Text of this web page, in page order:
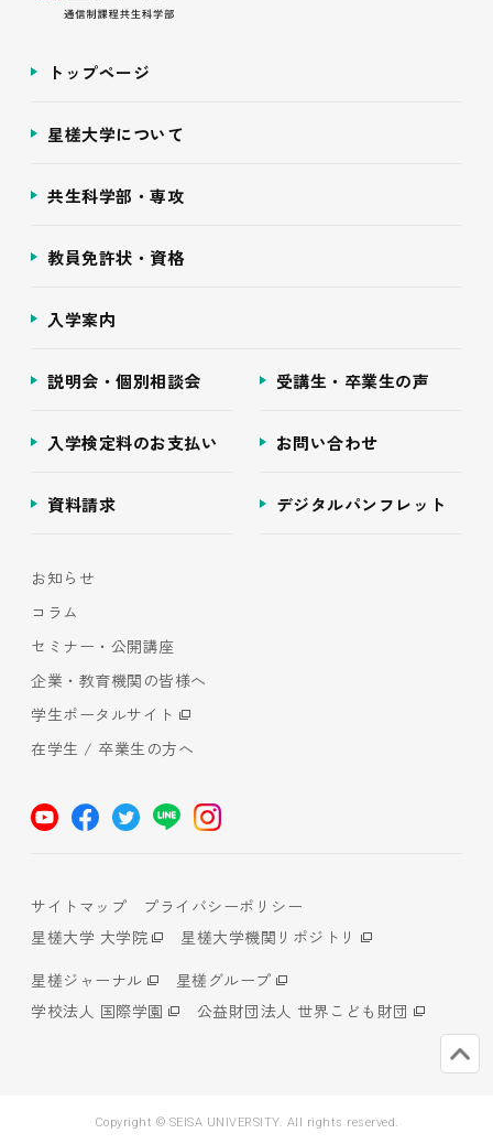
トップページ
星槎大学について
共生科学部・専攻
教員免許状・資格
入学案内
説明会・個別相談会 受講生・卒業生の声
入学検定料のお支払い お問い合わせ
資料請求 デジタルパンフレット
お知らせ
コラム
セミナー・公開講座
企業・教育機関の皆様へ
学生ポータルサイト
在学生 / 卒業生の方へ
サイトマップ
プライバシーポリシー
星槎大学 大学院
星槎大学機関リポジトリ
星槎ジャーナル
星槎グループ
学校法人 国際学園
公益財団法人 世界こども財団
Copyright © SEISA UNIVERSITY. All rights reserved.